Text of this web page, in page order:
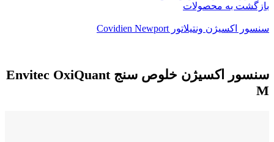
بازگشت به محصولات
سنسور اکسیژن ونتیلاتور Covidien Newport
سنسور اکسیژن خلوص سنج Envitec OxiQuant
M